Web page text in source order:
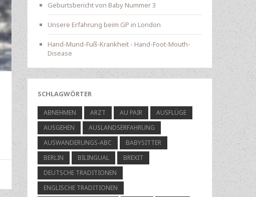
Geburtsbericht von Baby Nummer 3
Unsere Erfahrung beim GP in London
Hand-Mund-Fuß-Krankheit - Hand-Foot-Mouth-
Disease
SCHLAGWÖRTER
ABNEHMEN ARZT AU PAIR
AUSFLÜGE
AUSGEHEN
AUSLANDSERFAHRUNG
AUSWANDERUNGS-ABC
BABYSITTER
BERLIN
BILINGUAL
BREXIT
DEUTSCHE TRADITIONEN
ENGLISCHE TRADITIONEN